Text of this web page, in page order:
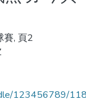
賽, 頁2
123456789/